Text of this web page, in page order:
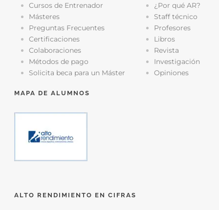
Cursos de Entrenador
Másteres
Preguntas Frecuentes
Certificaciones
Colaboraciones
Métodos de pago
Solicita beca para un Máster
¿Por qué AR?
Staff técnico
Profesores
Libros
Revista
Investigación
Opiniones
MAPA DE ALUMNOS
ALTO RENDIMIENTO EN CIFRAS